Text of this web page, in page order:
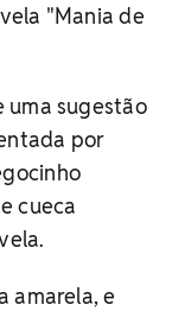
"Mania de
uma sugestão
por
cueca
amarela, e